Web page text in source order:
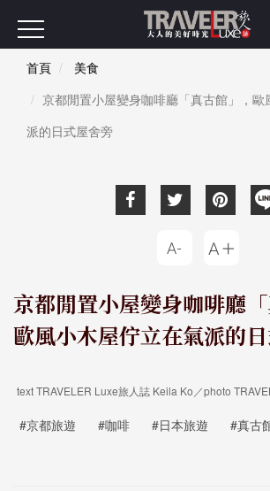
首頁
美食
京都閒置小屋變身咖啡廳「真古館」，
派的日式屋舍旁
京都閒置小屋變身咖啡廳「
歐風小木屋佇立在氣派的
text TRAVELER Luxe旅人誌 Keila Ko／photo
#京都旅遊 #咖啡 #日本旅遊 #真古